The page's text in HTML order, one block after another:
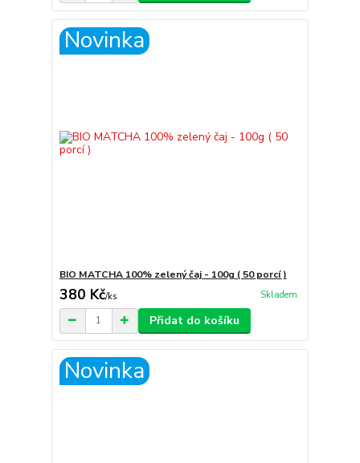
Novinka
BIO MATCHA 100% zelený čaj - 100g ( 50 porcí )
380 Kč/ks Skladem
Přidat do košíku
Novinka